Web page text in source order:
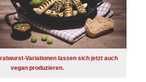
Variationen lassen sich jetzt auch
vegan produzieren.